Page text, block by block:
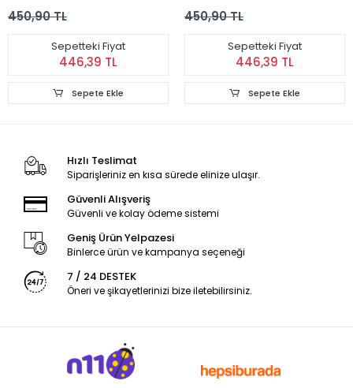
Çiğnenebilir Tablet 105
450,90 TL
Sepetteki Fiyat
446,39 TL
Sepete Ekle
Çiğnenebilir Tablet 105
450,90 TL
Sepetteki Fiyat
446,39 TL
Sepete Ekle
Hızlı Teslimat
Siparişleriniz en kısa sürede elinize ulaşır.
Güvenli Alışveriş
Güvenli ve kolay ödeme sistemi
Geniş Ürün Yelpazesi
Binlerce ürün ve kampanya seçeneği
7 / 24 DESTEK
Öneri ve şikayetlerinizi bize iletebilirsiniz.